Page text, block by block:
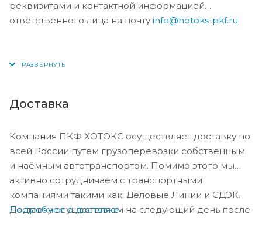
реквизитами и контактной информацией
ответственного лица на почту info@hotoks-pkf.ru
Доставка
Компания ПКФ ХОТОКС осуществляет доставку по
всей России путём грузоперевозки собственным
и наёмным автотранспортом. Помимо этого мы
активно сотрудничаем с транспортными
компаниями такими как: Деловые Линии и СДЭК.
Доставку осуществляем на следующий день после
Подробнее о доставке